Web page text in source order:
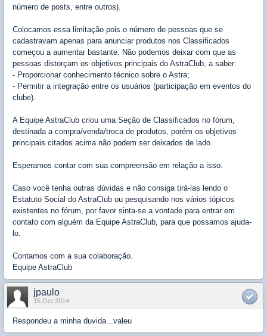
número de posts, entre outros).
Colocamos essa limitação pois o número de pessoas que se
cadastravam apenas para anunciar produtos nos Classificados
começou a aumentar bastante. Não podemos deixar com que as
pessoas distorçam os objetivos principais do AstraClub, a saber:
- Proporcionar conhecimento técnico sobre o Astra;
- Permitir a integração entre os usuários (participação em eventos do
clube).
A Equipe AstraClub criou uma Seção de Classificados no fórum,
destinada a compra/venda/troca de produtos, porém os objetivos
principais citados acima não podem ser deixados de lado.
Esperamos contar com sua compreensão em relação a isso.
Caso você tenha outras dúvidas e não consiga tirá-las lendo o
Estatuto Social do AstraClub ou pesquisando nos vários tópicos
existentes no fórum, por favor sinta-se a vontade para entrar em
contato com alguém da Equipe AstraClub, para que possamos ajuda-
lo.
Contamos com a sua colaboração.
Equipe AstraClub
jpaulo
15 Oct 2014
Respondeu a minha duvida...valeu